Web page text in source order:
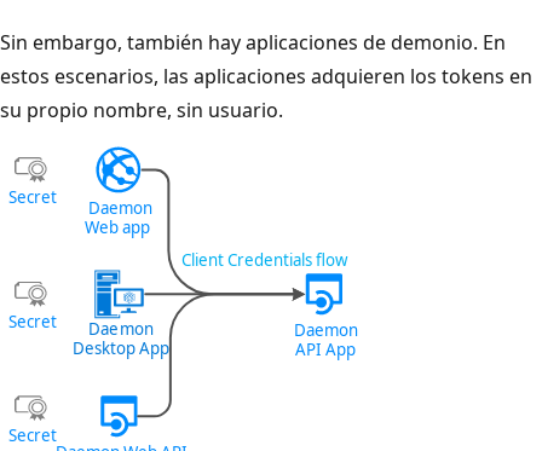
Sin embargo, también hay aplicaciones de demonio. En
estos escenarios, las aplicaciones adquieren los tokens en
su propio nombre, sin usuario.